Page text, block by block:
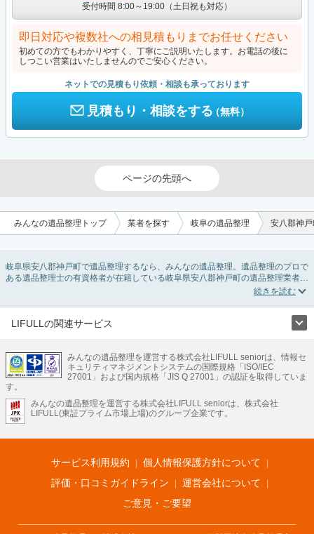
受付時間 8:00～19:00（土日祝も対応）
即日対応や複数社への相見積もりまでお任せください
初めての方でもわかりやすく、丁寧にご説明いたします。お電話の後に
しつこい営業はいたしませんのでご安心ください。
ネットでの見積もり依頼・相談も承っております
見積もり・相談をする（無料）
ページの先頭へ
みんなの遺品整理トップ 業者を探す 岐阜の遺品整理 安八郡神
岐阜県安八郡神戸町で遺品整理するなら、みんなの遺品整理。遺品整理のプロで
ある遺品整理士の有資格者が在籍している岐阜県安八郡神戸町の遺品整理業者が
掲載されています。遺品処分を即日対応してくれる実家の片付け業者や遺品整理
ービスで絞り込み条件を利用し検索してみましょう。
LIFULLの関連サービス
不動産・住宅
引越し 老人ホーム 地方創生 ママの就労支援
不動産クラウドファンディング 遺品整理 老後の暮らし情報
LIFULL HOME'Sのサービス
不動産・住宅
不動産査定 マンション専門売却査定 不動産投資 アドバイザー
不動産アーカイブ
空き家バンク 家賃相場 不動産会社
まちむすび
不動産用語集 住まいのお役立ち情報
LIFULL HOME'S PRESS
アプリ 不動産データ 不動産転職
みんなの遺品整理を運営する株式会社LIFULL seniorは、情報セ
キュリティマネジメントシステムの国際規格「ISO/IEC
27001」および国内規格「JIS Q 27001」の認証を取得していま
す。
みんなの遺品整理を運営する株式会社LIFULL seniorは、株式会社
LIFULL(東証プライム市場上場)のグループ企業です。
サービス利用規約
個人情報保護方針について
評価・口コミガイドライン
運営会社について
ご意見・ご要望